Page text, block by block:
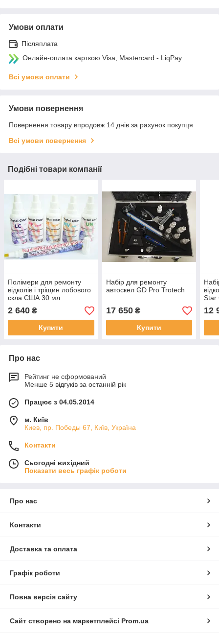
Умови оплати
Післяплата
Онлайн-оплата карткою Visa, Mastercard - LiqPay
Всі умови оплати
Умови повернення
Повернення товару впродовж 14 днів за рахунок покупця
Всі умови повернення
Подібні товари компанії
Полімери для ремонту
відколів і тріщин лобового
скла США 30 мл
2 640 ₴
Купити
Набір для ремонту
автоскел GD Pro Trotech
17 650₴
Купити
Star
12
Про нас
Рейтинг не сформований
Менше 5 відгуків за останній рік
Працює з 04.05.2014
м. Київ
Киев, пр. Победы 67, Київ, Україна
Контакти
Сьогодні вихідний
Показати весь графік роботи
Про нас
Контакти
Доставка та оплата
Графік роботи
Повна версія сайту
Сайт створено на маркетплейсі Prom.ua